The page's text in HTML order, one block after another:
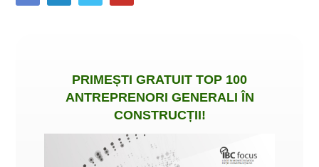
PRIMEȘTI GRATUIT TOP 100
ANTREPRENORI GENERALI ÎN
CONSTRUCȚII!